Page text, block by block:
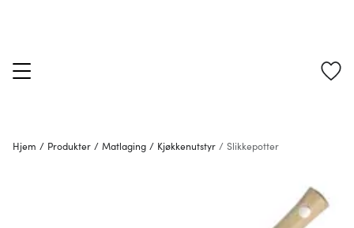
Hjem / Produkter / Matlaging / Kjøkkenutstyr / Slikkepotter